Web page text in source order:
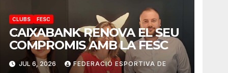
CLUBS FESC
CAIXABANK RENOVA EL SEU
COMPROMIS AMB LA FESC
JUL 6, 2026 FEDERACIÓ ESPORTIVA DE